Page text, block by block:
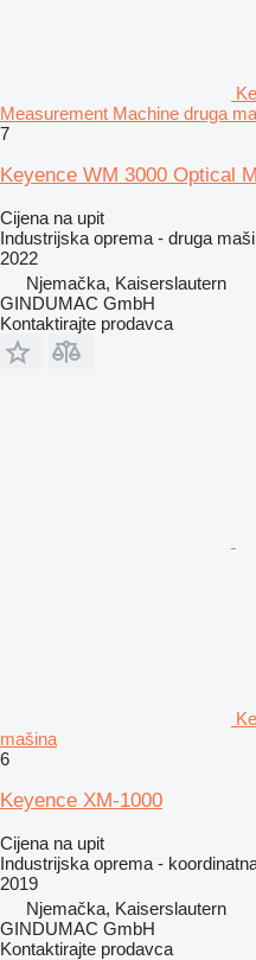
Measurement Machine druga
7
Keyence WM 3000 Optical
Cijena na upit
Industrijska oprema - druga
2022
Njemačka, Kaiserslautern
GINDUMAC GmbH
Kontaktirajte prodavca
mašina
6
Keyence XM-1000
Cijena na upit
Industrijska oprema -
2019
Njemačka, Kaiserslautern
GINDUMAC GmbH
Kontaktirajte prodavca